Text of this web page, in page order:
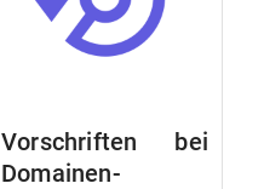
Vorschriften bei
Domainen-